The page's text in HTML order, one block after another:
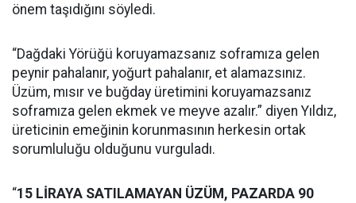
önem taşıdığını söyledi.
“Dağdaki Yörüğü koruyamazsanız soframıza gelen
peynir pahalanır, yoğurt pahalanır, et alamazsınız.
Üzüm, mısır ve buğday üretimini koruyamazsanız
soframıza gelen ekmek ve meyve azalır.” diyen Yıldız,
üreticinin emeğinin korunmasının herkesin ortak
sorumluluğu olduğunu vurguladı.
“15 LİRAYA SATILAMAYAN ÜZÜM, PAZARDA 90